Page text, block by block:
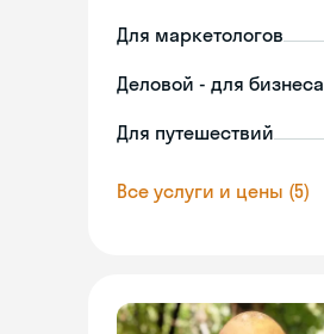
Для маркетологов
Деловой - для бизнеса
Для путешествий
Все услуги и цены (5)